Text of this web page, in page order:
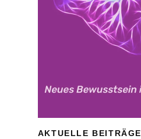
AKTUELLE BEITRÄGE